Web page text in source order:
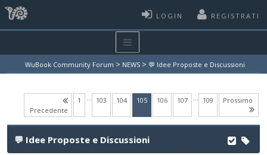
LOGIN REGISTRATI
WuBook Community Forum > NEWS > 💬 Idee Proposte e Discussioni
Precedente
1 … 103 104 105(current)
106 107 … 109 Prossimo
💬 Idee Proposte e Discussioni